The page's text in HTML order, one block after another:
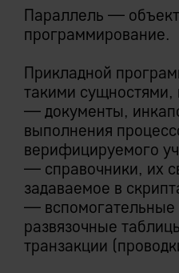
Параллель —
программирование.
Прикладной
такими сущностями,
— документы,
выполнения
верифицируемого
— справочники, их
задаваемое в
—
развязочные
транзакции